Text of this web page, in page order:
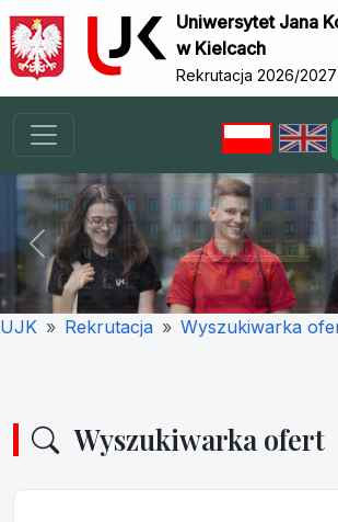
Uniwersytet Jana
w Kielcach
Rekrutacja 2026/2027
Previous
UJK Rekrutacja Wyszukiwarka
Wyszukiwarka ofert